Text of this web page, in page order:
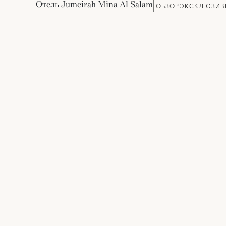
Отель Jumeirah Mina Al Salam ОБЗОР